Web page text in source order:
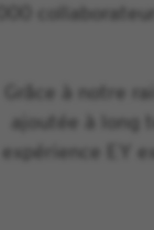
000
Grâce à notre
ajoutée à long
expérience EY